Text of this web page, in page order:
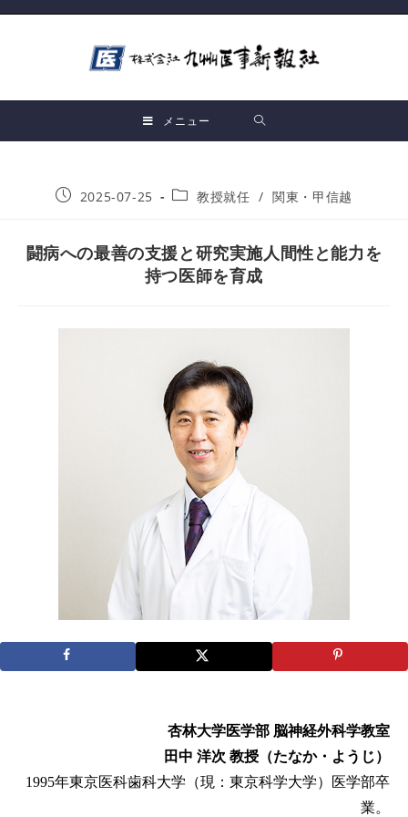
メニュー
2025-07-25 教授就任 / 関東・甲信越
闘病への最善の支援と研究実施人間性と能力を
持つ医師を育成
杏林大学医学部 脳神経外科学教室
田中 洋次 教授（たなか・ようじ）
1995年東京医科歯科大学（現：東京科学大学）医学部卒
業。